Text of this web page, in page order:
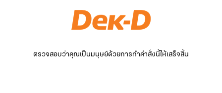
ตรวจสอบว่าคุณเป็นมนุษย์ด้วยการทำคำสั่งนี้ให้เสร็จสิ้น